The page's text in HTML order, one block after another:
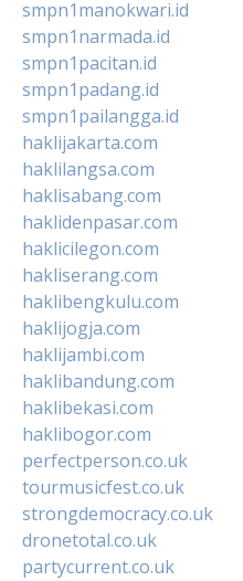
smpn1manokwari.id
smpn1narmada.id
smpn1pacitan.id
smpn1padang.id
smpn1pailangga.id
haklijakarta.com
haklilangsa.com
haklisabang.com
haklidenpasar.com
haklicilegon.com
hakliserang.com
haklibengkulu.com
haklijogja.com
haklijambi.com
haklibandung.com
haklibekasi.com
haklibogor.com
perfectperson.co.uk
tourmusicfest.co.uk
strongdemocracy.co.uk
dronetotal.co.uk
partycurrent.co.uk